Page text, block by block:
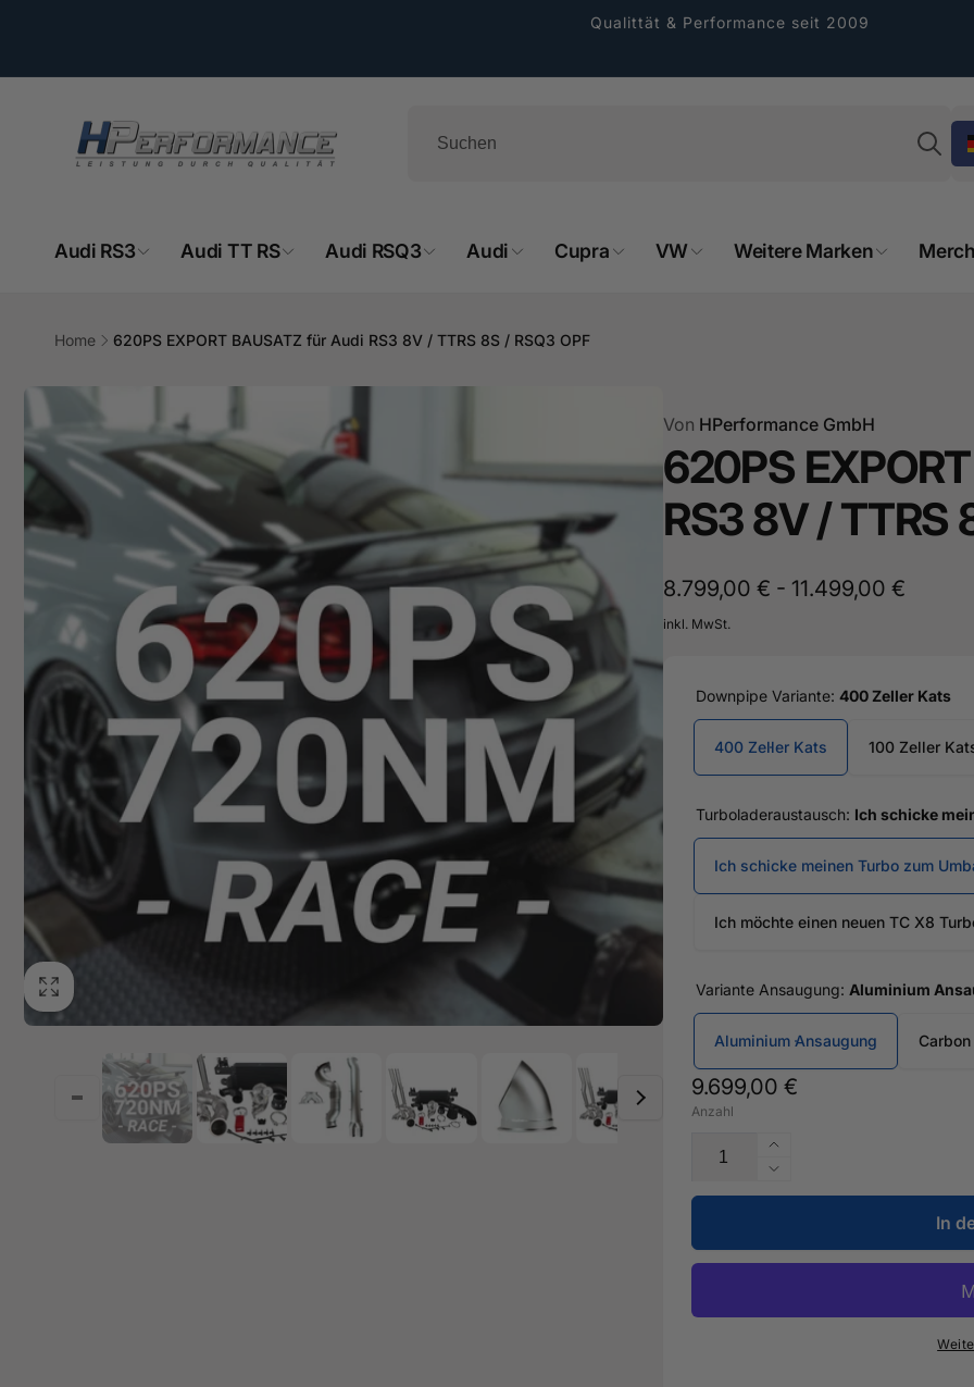
Qualittät & Performance seit 2009
Audi RS3 Audi TT RS Audi RSQ3 Audi Cupra VW Weitere Marken
Home 620PS EXPORT BAUSATZ für Audi RS3 8V / TTRS 8S / RSQ3 OPF
Von HPerformance GmbH
620PS
RS3 8V / TTRS
8.799,00 € - 11.499,00 €
inkl. MwSt.
Downpipe Variante: 400 Zeller Kats
400 Zeller Kats 100 Zeller
Turboladeraustausch: Ich schicke
Ich schicke meinen Turbo zum
Ich möchte einen neuen TC X8
Variante Ansaugung: Aluminium
Aluminium Ansaugung
Normaler
Preis
9.699,00 €
Anzahl
Erhöhe
die
Menge
620PS
EXPORT
für
Verringere
die
für
620PS
BAUSATZ
In
HPerformance GmbH
Hemsbacher Straße 8
74706 Osterburken
Deutschland
+4962916487601